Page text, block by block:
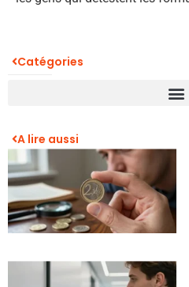
Catégories
A lire aussi